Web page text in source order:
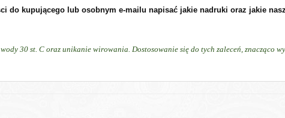
do kupującego lub osobnym e-mailu napisać jakie nadruki oraz jakie
30 st. C oraz unikanie wirowania. Dostosowanie się do tych zaleceń, znacząco